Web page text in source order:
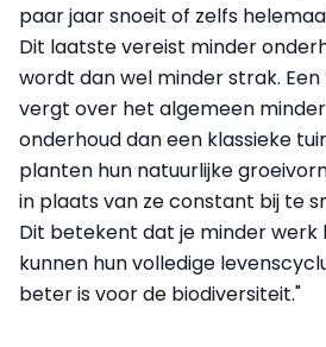
paar jaar snoeit of zelfs
Dit laatste vereist minder
wordt dan wel minder strak.
vergt over het algemeen
onderhoud dan een klassieke
planten hun natuurlijke
in plaats van ze constant bij te
Dit betekent dat je minder
kunnen hun volledige
beter is voor de biodiversiteit."